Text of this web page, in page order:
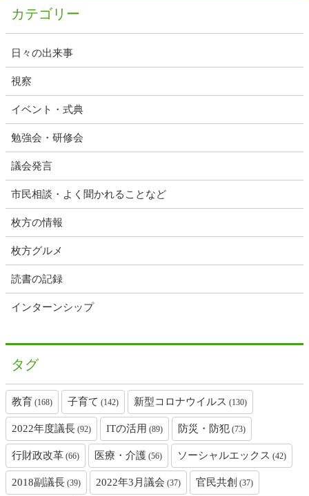
カテゴリー
日々の出来事
視察
イベント・式典
勉強会・研修会
議会発言
市民相談・よく聞かれることなど
枚方の情報
枚方グルメ
読書の記録
インターンシップ
タグ
教育 (168) 子育て (142) 新型コロナウイルス (130)
2022年度議長 (92) ITの活用 (89) 防災・防犯 (73)
行財政改革 (66) 医療・介護 (56) ソーシャルエックス (42)
2018副議長 (39) 2022年3月議会 (37) 官民共創 (37)